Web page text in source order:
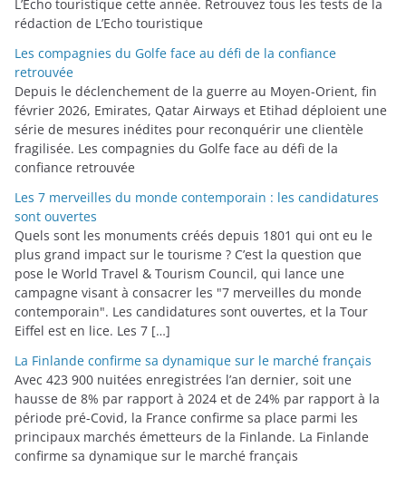
L’Echo touristique cette année. Retrouvez tous les tests de la
rédaction de L’Echo touristique
Les compagnies du Golfe face au défi de la confiance
retrouvée
Depuis le déclenchement de la guerre au Moyen-Orient, fin
février 2026, Emirates, Qatar Airways et Etihad déploient une
série de mesures inédites pour reconquérir une clientèle
fragilisée. Les compagnies du Golfe face au défi de la
confiance retrouvée
Les 7 merveilles du monde contemporain : les candidatures
sont ouvertes
Quels sont les monuments créés depuis 1801 qui ont eu le
plus grand impact sur le tourisme ? C’est la question que
pose le World Travel & Tourism Council, qui lance une
campagne visant à consacrer les "7 merveilles du monde
contemporain". Les candidatures sont ouvertes, et la Tour
Eiffel est en lice. Les 7 […]
La Finlande confirme sa dynamique sur le marché français
Avec 423 900 nuitées enregistrées l’an dernier, soit une
hausse de 8% par rapport à 2024 et de 24% par rapport à la
période pré-Covid, la France confirme sa place parmi les
principaux marchés émetteurs de la Finlande. La Finlande
confirme sa dynamique sur le marché français